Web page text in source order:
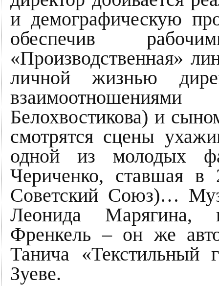
и демографическую
обеспечив
«Производственная»
личной жизнью
Белохвостикова) и
смотрятся сцены
одной из молодых
Чериченко, ставшая в
Советский Союз)…
Леонида Марягина,
Френкель – он же
Танича «Текстильный
Зуеве.